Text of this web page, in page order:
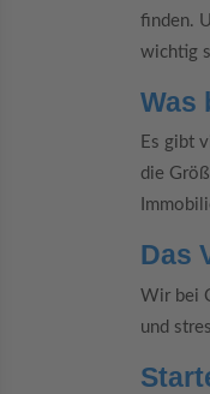
finden.
wichtig
Was
Es gibt
die
Das
Wir bei
und